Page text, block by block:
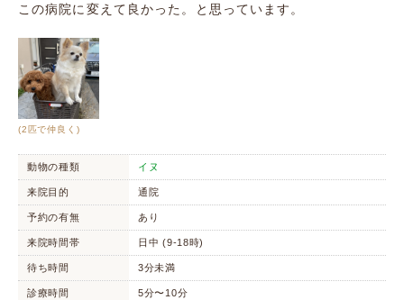
この病院に変えて良かった。と思っています。
(2匹で仲良く)
動物の種類 イヌ
来院目的 通院
予約の有無 あり
来院時間帯 日中 (9-18時)
待ち時間 3分未満
診療時間 5分〜10分